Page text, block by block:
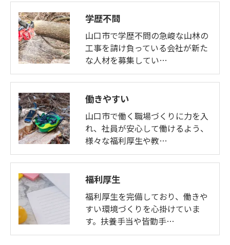
学歴不問
山口市で学歴不問の急峻な山林の
工事を請け負っている会社が新た
な人材を募集してい…
働きやすい
山口市で働く職場づくりに力を入
れ、社員が安心して働けるよう、
様々な福利厚生や教…
福利厚生
福利厚生を完備しており、働きや
すい環境づくりを心掛けていま
す。扶養手当や皆勤手…